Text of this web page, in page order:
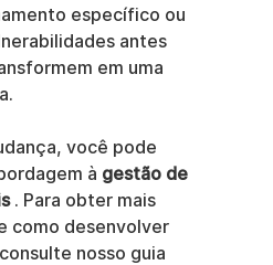
específico ou
antes
em uma
você pode
à gestão de
. Para obter mais
como desenvolver
nosso guia